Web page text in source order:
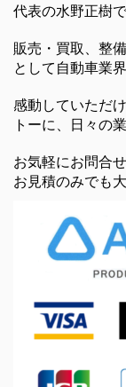
代表の水野正樹
販売・買取、整
として自動車業
感動していただ
トーに、日々の
お気軽にお問合
お見積のみでも